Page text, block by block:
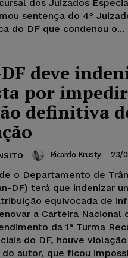
dos Juizados
sentença do 4º
do DF que condenou o...
deve
por impedir
definitiva
Ricardo Krusty - 23/
o Departamento de
DF) terá que indenizar
equivocada de
a Carteira Nacional
da 1ª Turma
do DF, houve
do autor, que ficou